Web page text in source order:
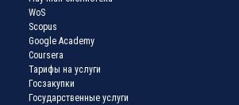
WoS
Scopus
Google Academy
Coursera
Тарифы на услуги
Госзакупки
Государственные услуги